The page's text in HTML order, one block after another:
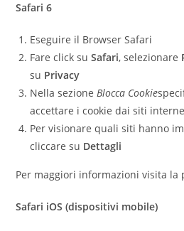
Safari 6
Eseguire il Browser Safari
Fare click suSafari, selezionare
su Privacy
Nella sezioneBlocca Cookie
accettare i cookie dai siti
Per visionare quali siti hanno
cliccare su Dettagli
Per maggiori informazioni visita la
Safari iOS (dispositivi mobile)